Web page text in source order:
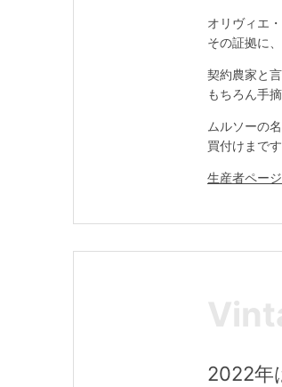
オリヴィエ
その証拠に
契約農家と
もちろん手
ムルソーの
買付けまで
生産者ペー
2022年